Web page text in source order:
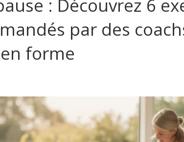
: Découvrez 6
par des
forme